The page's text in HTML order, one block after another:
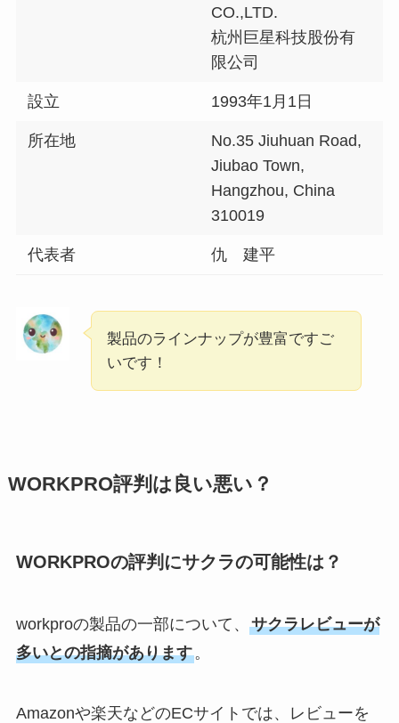
CO.,LTD.
杭州巨星科技股份有
限公司
設立 1993年1月1日
所在地
No.35 Jiuhuan Road,
Jiubao Town,
Hangzhou, China
310019
代表者 仇 建平
製品のラインナップが豊富ですご
いです！
WORKPRO評判は良い悪い？
WORKPROの評判にサクラの可能性は？
workproの製品の一部について、 サクラレビューが
多いとの指摘があります。
Amazonや楽天などのECサイトでは、レビューを